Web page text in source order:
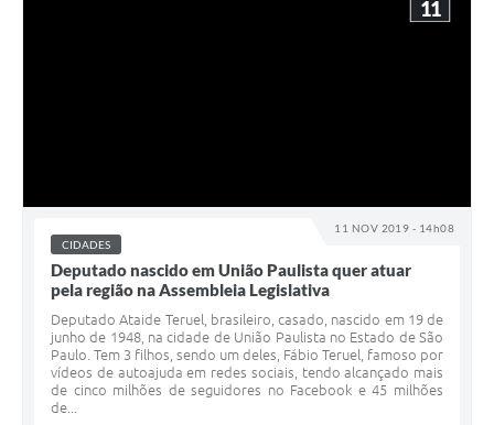
11 NOV 2019 - 14h08
11
CIDADES
Deputado nascido em União Paulista quer atuar
pela região na Assembleia Legislativa
Deputado Ataide Teruel, brasileiro, casado, nascido em 19 de
junho de 1948, na cidade de União Paulista no Estado de São
Paulo. Tem 3 filhos, sendo um deles, Fábio Teruel, famoso por
vídeos de autoajuda em redes sociais, tendo alcançado mais
de cinco milhões de seguidores no Facebook e 45 milhões
de...